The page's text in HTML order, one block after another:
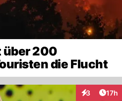
über 200
die Flucht
3 17h